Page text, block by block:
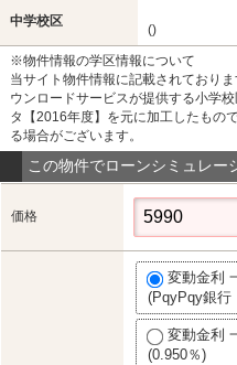
中学校区
()
※物件情報の学区情報について
当サイト物件情報に記載されており
ウンロードサービスが提供する小学
タ【2016年度】を元に加工したもの
る場合がございます。
この物件でローンシミュレー
価格
変動金利
(PqyPqy銀
変動金利
(0.950％)